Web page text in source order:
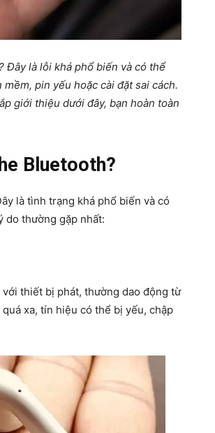
? Đây là lỗi khá phổ biến và có thể
pin yếu hoặc cài đặt sai cách.
giới thiệu dưới đây, bạn hoàn toàn
Bluetooth?
là tình trạng khá phổ biến và có
do thường gặp nhất:
thiết bị phát, thường dao động từ
xa, tín hiệu có thể bị yếu, chập